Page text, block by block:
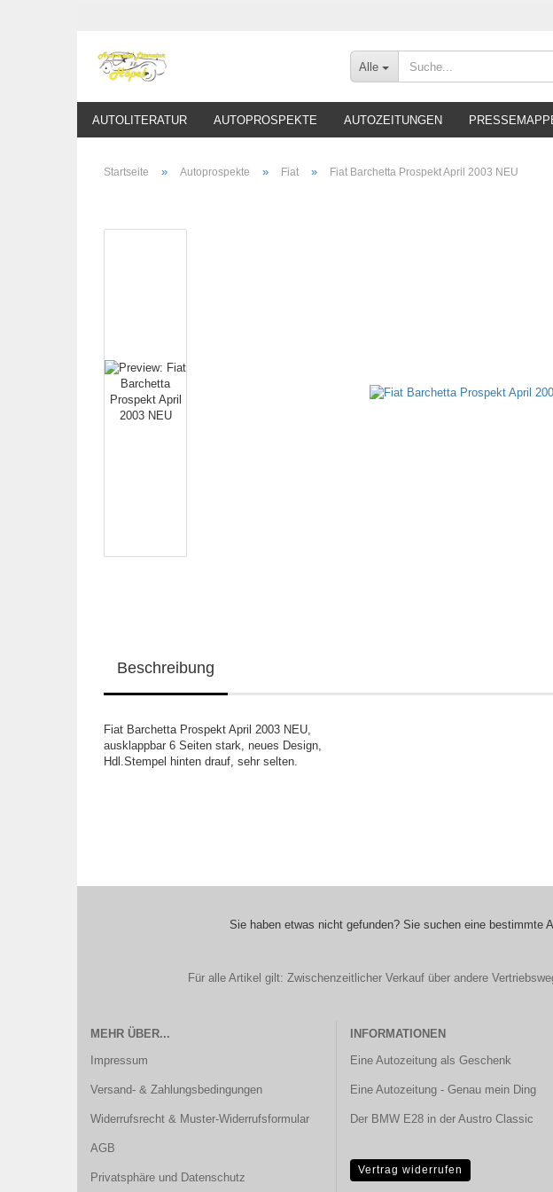
Alle
AUTOLITERATUR AUTOPROSPEKTE AUTOZEITUNGEN
Startseite » Autoprospekte » Fiat » Fiat Barchetta Prospekt April 2003 NEU
Beschreibung
Fiat Barchetta Prospekt April 2003 NEU,
ausklappbar 6 Seiten stark, neues Design,
Hdl.Stempel hinten drauf, sehr selten.
Sie haben etwas nicht gefunden? Sie suchen eine bestimmte
Für alle Artikel gilt: Zwischenzeitlicher Verkauf über andere
MEHR ÜBER...
Impressum
Versand- & Zahlungsbedingungen
Widerrufsrecht & Muster-Widerrufsformular
AGB
Privatsphäre und Datenschutz
INFORMATIONEN
Eine Autozeitung als Geschenk
Eine Autozeitung - Genau mein Ding
Der BMW E28 in der Austro Classic
Vertrag widerrufen